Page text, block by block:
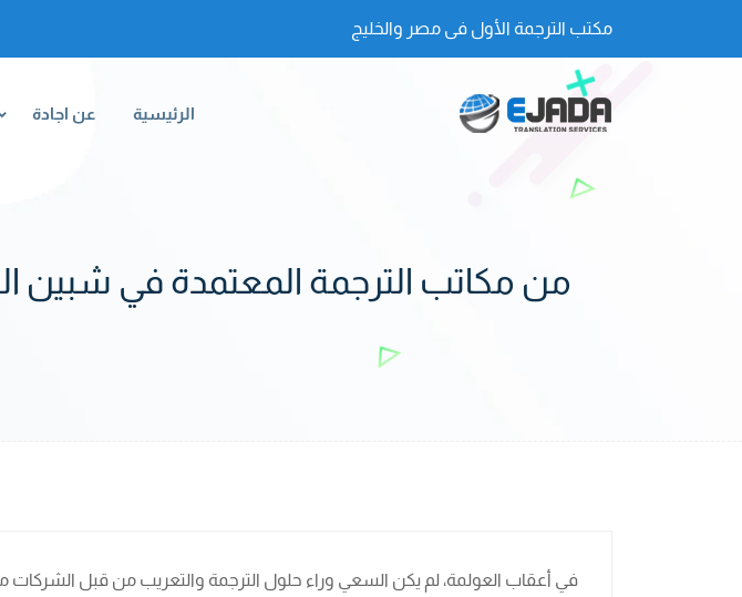
مكتب الترجمة الأول فى مصر والخليج
الرئيسية عن اجادة
من مكاتب الترجمة المعتمدة في شبين
في أعقاب العولمة، لم يكن السعي وراء حلول الترجمة والتعريب من قبل الشركات